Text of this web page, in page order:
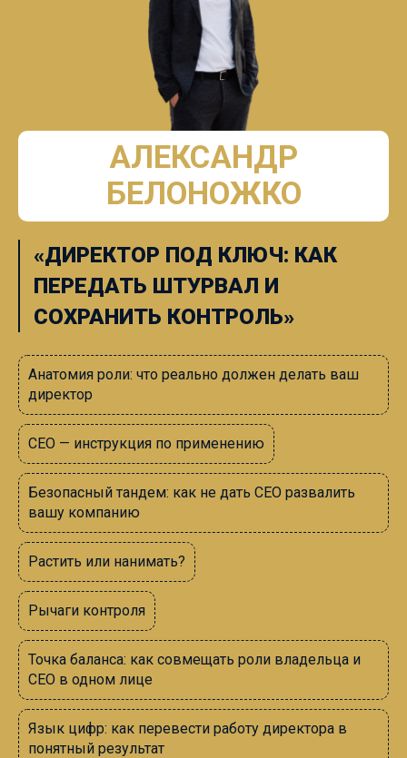
АЛЕКСАНДР
БЕЛОНОЖКО
«ДИРЕКТОР ПОД КЛЮЧ: КАК
ПЕРЕДАТЬ ШТУРВАЛ И
СОХРАНИТЬ КОНТРОЛЬ»
Анатомия роли: что реально должен делать ваш
директор
СЕО — инструкция по применению
Безопасный тандем: как не дать СЕО развалить
вашу компанию
Растить или нанимать?
Рычаги контроля
Точка баланса: как совмещать роли владельца и
СЕО в одном лице
Язык цифр: как перевести работу директора в
понятный результат